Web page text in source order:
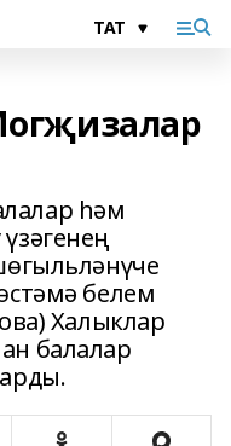
һәм
белем
Халыклар
балалар